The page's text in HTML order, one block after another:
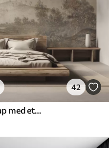
42
Texturerat vintagelandskap med ett träd nära en flod och en molnig himmel, naturkonst i sepiatoner